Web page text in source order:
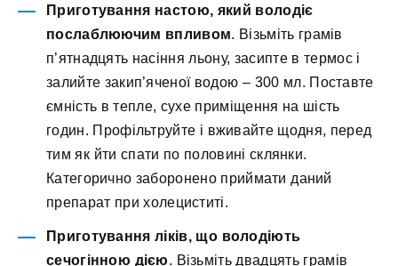
Приготування настою, який володіє
послаблюючим впливом. Візьміть грамів
п’ятнадцять насіння льону, засипте в термос і
залийте закип’яченої водою – 300 мл. Поставте
ємність в тепле, сухе приміщення на шість
годин. Профільтруйте і вживайте щодня, перед
тим як йти спати по половині склянки.
Категорично заборонено приймати даний
препарат при холециститі.
Приготування ліків, що володіють
сечогінною дією. Візьміть двадцять грамів